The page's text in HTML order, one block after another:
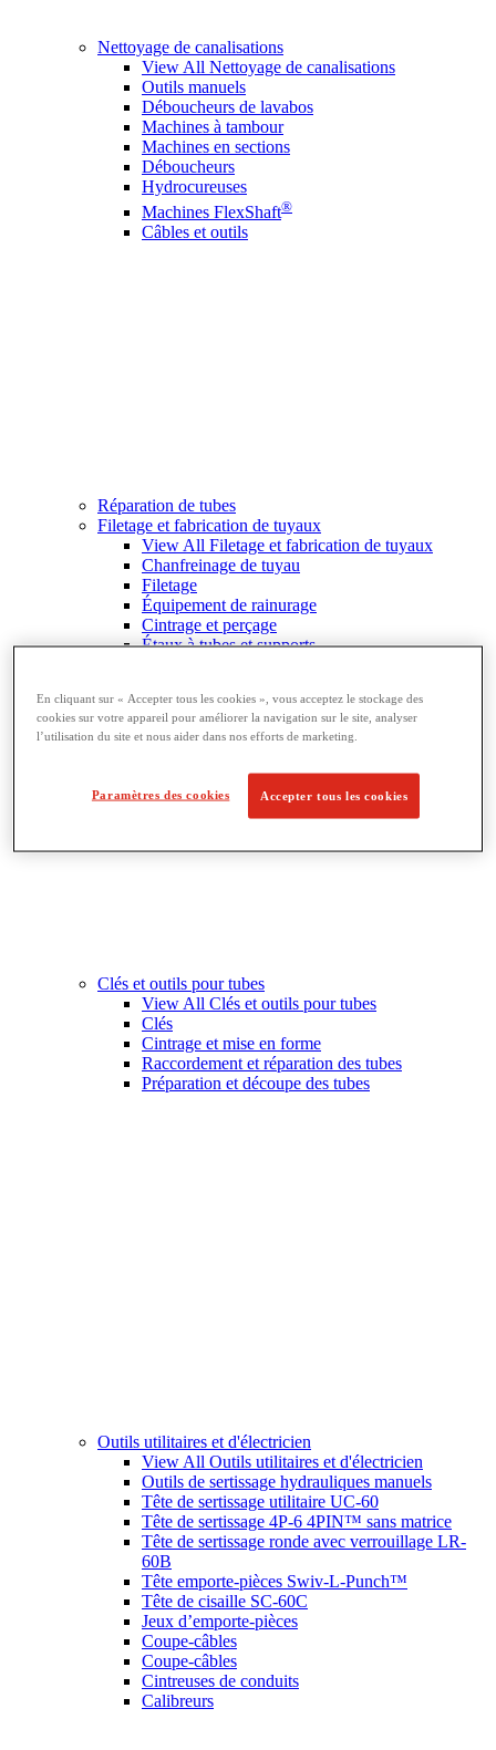
Nettoyage de canalisations
View All Nettoyage de canalisations
Outils manuels
Déboucheurs de lavabos
Machines à tambour
Machines en sections
Déboucheurs
Hydrocureuses
Machines FlexShaft®
Câbles et outils
Réparation de tubes
Filetage et fabrication de tuyaux
View All Filetage et fabrication de tuyaux
Chanfreinage de tuyau
Filetage
Équipement de rainurage
Cintrage et perçage
Étaux à tubes et supports
Clés et outils pour tubes
View All Clés et outils pour tubes
Clés
Cintrage et mise en forme
Raccordement et réparation des tubes
Préparation et découpe des tubes
Outils utilitaires et d'électricien
View All Outils utilitaires et d'électricien
Outils de sertissage hydrauliques manuels
Tête de sertissage utilitaire UC-60
Tête de sertissage 4P-6 4PIN™ sans matrice
Tête de sertissage ronde avec verrouillage LR-
60B
Tête emporte-pièces Swiv-L-Punch™
Tête de cisaille SC-60C
Jeux d’emporte-pièces
Coupe-câbles
Coupe-câbles
Cintreuses de conduits
Calibreurs
En cliquant sur « Accepter tous les cookies », vous acceptez le stockage des
cookies sur votre appareil pour améliorer la navigation sur le site, analyser
l’utilisation du site et nous aider dans nos efforts de marketing.
Paramètres des cookies Accepter tous les cookies